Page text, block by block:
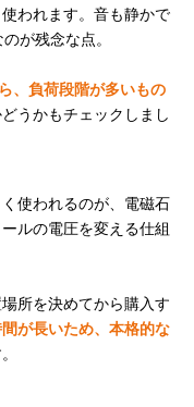
われます。音も静かで
が残念な点。
、負荷段階が多いもの
うかもチェックしまし
使われるのが、電磁石
ルの電圧を変える仕組
所を決めてから購入す
が長いため、本格的な